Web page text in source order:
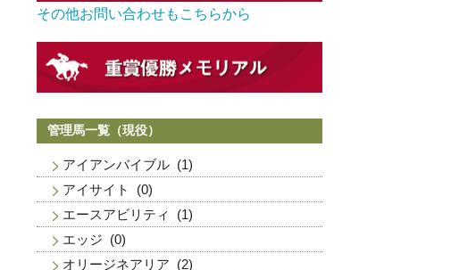
その他お問い合わせもこちらから
管理馬一覧（現役）
アイアンバイブル (1)
アイサイト
(0)
エースアビリティ
(1)
エッジ (0)
オリージネアリア (2)